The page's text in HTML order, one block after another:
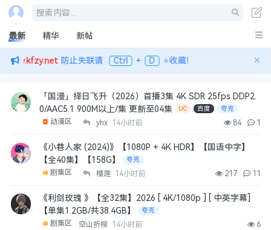
搜索内容...
最新 精华 新帖
www.kfzy.net防止失联请 Ctrl + D ⭐收藏！ ×
「国漫」择日飞升（2026）首播3集 4K SDR 25fps DDP2.
0/AAC5.1 900M以上/集 更新至04集
UC 百度 夸克
动漫区 yhx 14小时前 84 1
《小巷人家 (2024)》【1080P + 4K HDR】【国语中字】
【全40集】【158G】
夸克
剧集区 榴莲 14小时前 217 11
《利剑玫瑰 》【全32集】2026 [ 4K/1080p ] [ 中英字幕]
【单集1.2GB/共38.4GB】
夸克
剧集区 空山折柳 14小时前 6